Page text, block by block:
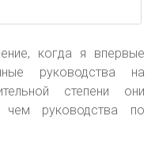
когда я впервые
руководства на
степени они
чем руководства по